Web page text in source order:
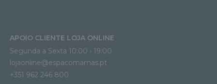
APOIO CLIENTE LOJA ONLINE
Segunda a Sexta 10:00 › 19:00
lojaonline@espacomamas.pt
+351 962 246 800